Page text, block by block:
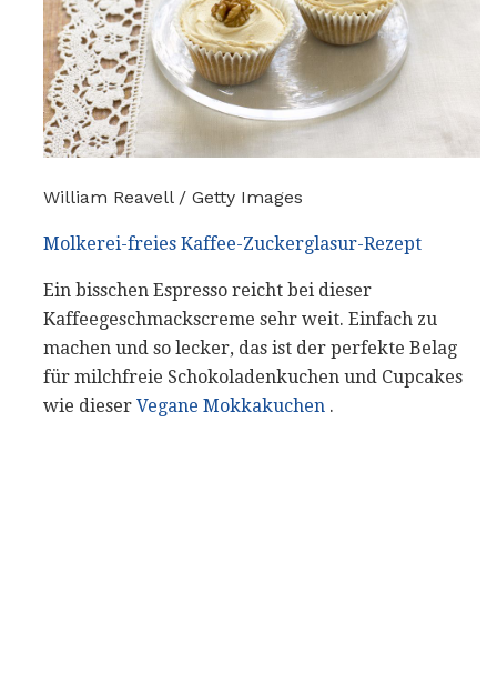
William Reavell / Getty Images
Molkerei-freies Kaffee-Zuckerglasur-Rezept
Ein bisschen Espresso reicht bei dieser
Kaffeegeschmackscreme sehr weit. Einfach zu
machen und so lecker, das ist der perfekte Belag
für milchfreie Schokoladenkuchen und Cupcakes
wie dieser Vegane Mokkakuchen .